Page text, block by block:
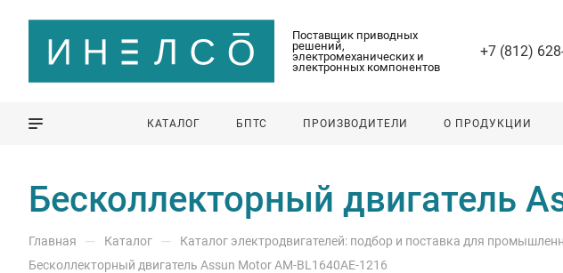
Поставщик приводных
решений,
электромеханических и
электронных компонентов
+7 (812)
КАТАЛОГ БПТС ПРОИЗВОДИТЕЛИ О ПРОДУКЦИИ
Бесколлекторный двигатель
Главная — Каталог — Каталог электродвигателей: подбор и поставка для
Бесколлекторный двигатель Assun Motor AM-BL1640AE-1216